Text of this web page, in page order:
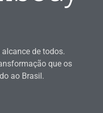
de todos.
que os
ao Brasil.